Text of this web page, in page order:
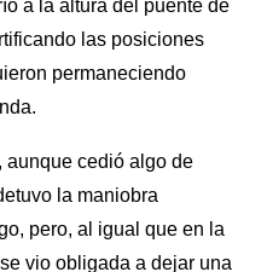
a la altura del puente de
las posiciones
permaneciendo
aunque cedió algo de
la maniobra
pero, al igual que en la
vio obligada a dejar una